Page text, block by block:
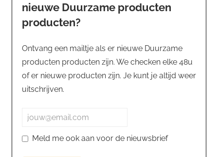
nieuwe Duurzame producten
producten?
Ontvang een mailtje als er nieuwe Duurzame
producten producten zijn. We checken elke 48u
of er nieuwe producten zijn. Je kunt je altijd weer
uitschrijven.
Meld me ook aan voor de nieuwsbrief